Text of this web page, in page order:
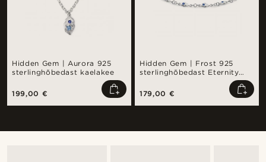
Hidden Gem | Aurora 925
sterlinghõbedast kaelakee
199,00 €
Hidden Gem | Frost 925
sterlinghõbedast Eternity
179,00 €